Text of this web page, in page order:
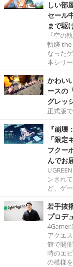
しい部
セール
まで駆
『空の
軌跡 the
なった
本シリ
かわい
ースの
グレッ
正式版
『崩
「限
フクー
んでお
ンされ
ど、ゲ
若手抜
プロデ
4Gamer
アクエ
館で開
時のエ
の模様